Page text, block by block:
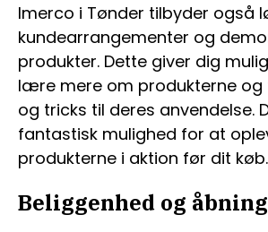
Imerco i Tønder tilbyder også
kundearrangementer og
produkter. Dette giver dig
lære mere om produkterne og
og tricks til deres anvendelse.
fantastisk mulighed for at
produkterne i aktion før dit køb.
Beliggenhed og